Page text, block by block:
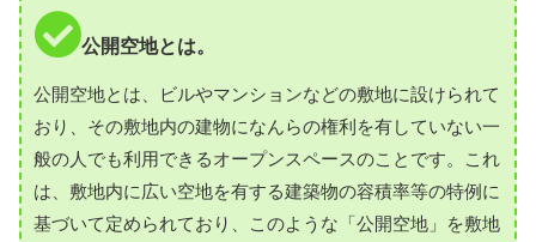
公開空地とは。
公開空地とは、ビルやマンションなどの敷地に設けられて
おり、その敷地内の建物になんらの権利を有していない一
般の人でも利用できるオープンスペースのことです。これ
は、敷地内に広い空地を有する建築物の容積率等の特例に
基づいて定められており、このような「公開空地」を敷地